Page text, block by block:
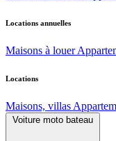
Locations annuelles
Maisons à louer
Locations
Maisons, villas
Voiture moto bateau